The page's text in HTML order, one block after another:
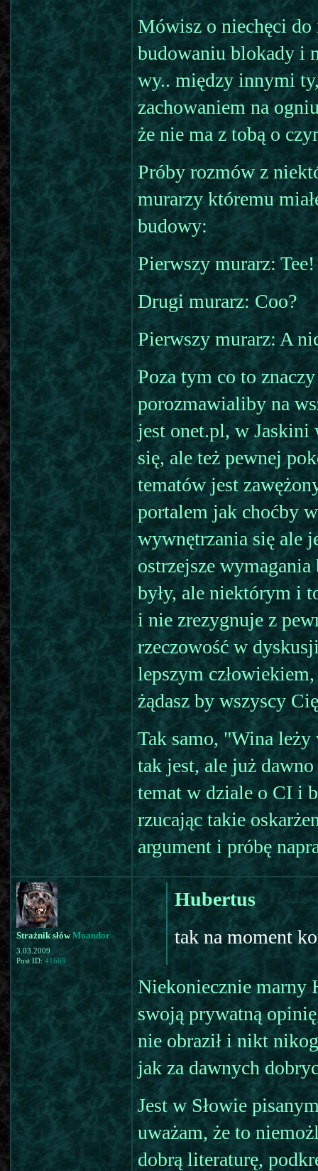
Mówisz o niechęci do
budowaniu blokady i
wy.. między innymi
zachowaniem na
że nie ma z tobą o
Próby rozmów z
murarzy któremu
budowy:
Pierwszy murarz: Tee!
Drugi murarz: Coo?
Pierwszy murarz: A
Poza tym co to
porozmawialiby na
jest onet.pl, w Jaskini
się, ale też pewnej
tematów jest
portalem jak choćby
wywnętrzania się ale
ostrzejsze
były, ale niektórym i
i nie zrezygnuje z
rzeczowość w
lepszym
żądasz by wszyscy
Tak samo, "Wina
tak jest, ale już
temat w dziale o CI i
rzucając takie
argument i próbę
Strażnik słówMoandor
3.03.2009
Post ID: 41669
Hubertus
tak na moment
Niekoniecznie marny
swoją prywatną
nie obraził i nikt
jak za dawnych
Jest w Słowie
uważam, że to
dobrą literaturę,